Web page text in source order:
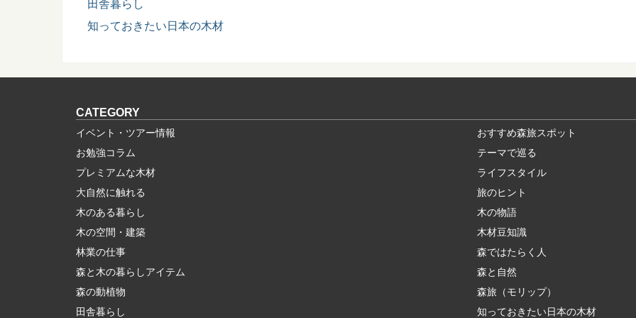
ぎ）」。 天然魚...
田舎暮らし
知っておきたい日本の木材
CATEGORY
イベント・ツアー情報
おすすめ森旅スポット
お勉強コラム
テーマで巡る
プレミアムな木材
ライフスタイル
大自然に触れる
旅のヒント
木のある暮らし
木の物語
木の空間・建築
木材豆知識
林業の仕事
森ではたらく人
森と木の暮らしアイテム
森と自然
森の動植物
森旅（モリップ）
田舎暮らし
知っておきたい日本の木材